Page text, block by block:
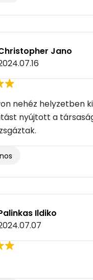
Jano
nehéz helyzetben
nyújtott a
Ildiko